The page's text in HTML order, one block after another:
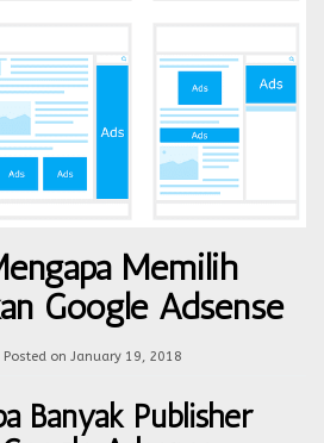
Memilih
Google Adsense
Posted on January 19, 2018
Banyak Publisher